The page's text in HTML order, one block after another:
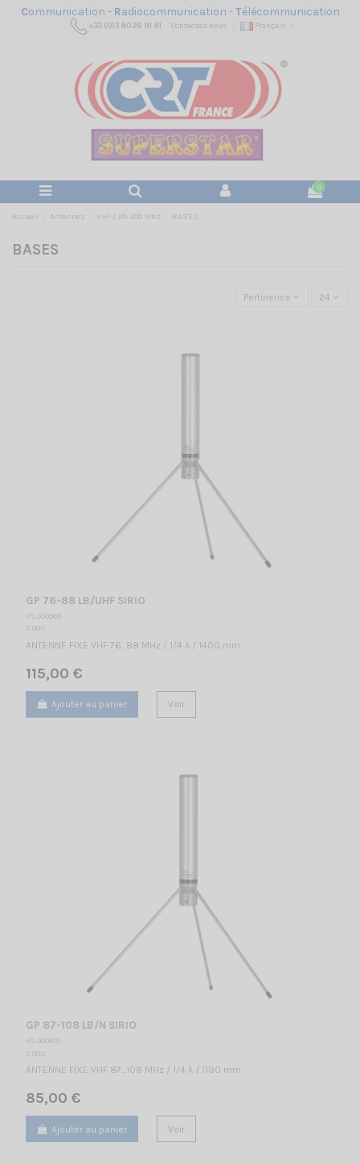
Communication - Radiocommunication -Télécommunication
+33 (0)3 80 26 91 91 Contactez-nous Français
0
Accueil Antennes VHF / 30-300 Mhz BASES
BASES
Pertinence 24
GP 76-88 LB/UHF SIRIO
VS 000065
SIRIO
ANTENNE FIXE VHF 76...88 MHz / 1/4 λ / 1400 mm
115,00 €
Ajouter au panier Voir
GP 87-108 LB/N SIRIO
VS 000815
SIRIO
ANTENNE FIXE VHF 87...108 MHz / 1/4 λ / 1190 mm
85,00 €
Ajouter au panier Voir